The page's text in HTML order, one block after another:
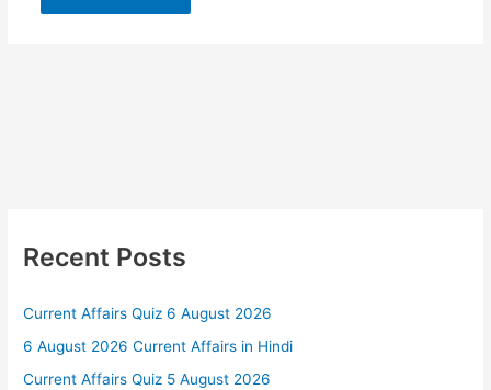
Recent Posts
Current Affairs Quiz 6 August 2026
6 August 2026 Current Affairs in Hindi
Current Affairs Quiz 5 August 2026